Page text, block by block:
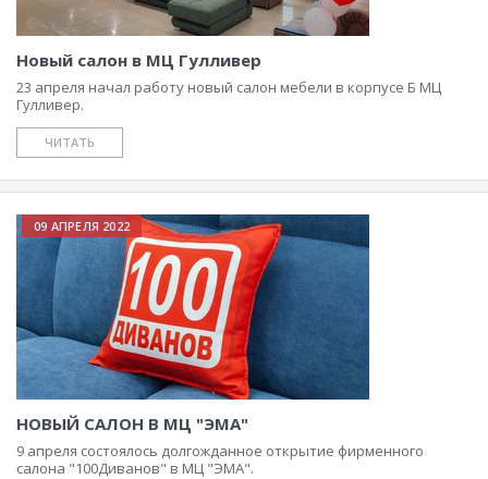
Новый салон в МЦ Гулливер
23 апреля начал работу новый салон мебели в корпусе Б МЦ
Гулливер.
ЧИТАТЬ
09 АПРЕЛЯ 2022
НОВЫЙ САЛОН В МЦ "ЭМА"
9 апреля состоялось долгожданное открытие фирменного
салона "100Диванов" в МЦ "ЭМА".